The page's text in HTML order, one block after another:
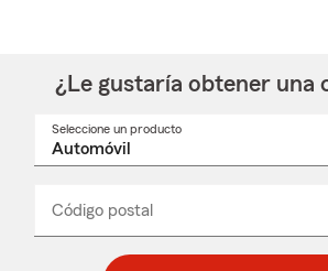
¿Le gustaría obtener una
Seleccione un producto
desplegable
Código postal
_____